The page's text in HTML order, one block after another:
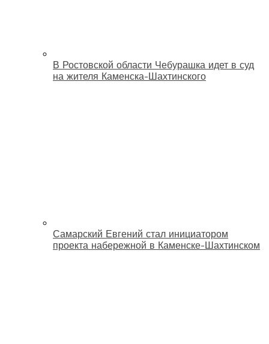
В Ростовской области Чебурашка идет в суд
на жителя Каменска-Шахтинского
Самарский Евгений стал инициатором
проекта набережной в Каменске-Шахтинском